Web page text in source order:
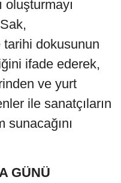
tarihi dokusunun
ifade ederek,
ve yurt
ile sanatçıların
sunacağını
GÜNÜ